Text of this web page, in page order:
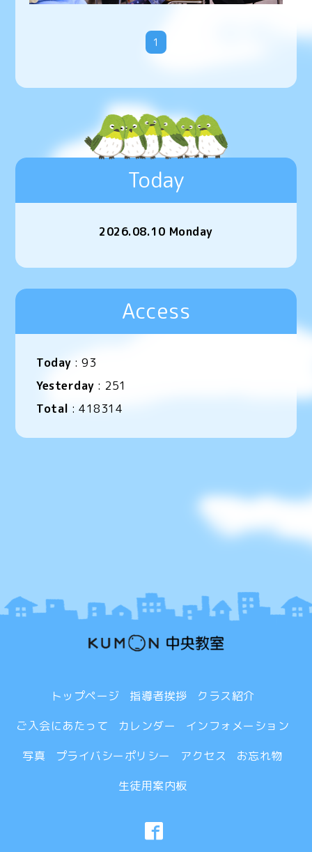
1
Today
2026.08.10 Monday
Access
Today :93
Yesterday : 251
Total :418314
トップページ 指導者挨拶
クラス紹介
ご入会にあたって
カレンダー
インフォメーション
写真
プライバシーポリシー アクセス
お忘れ物
生徒用案内板